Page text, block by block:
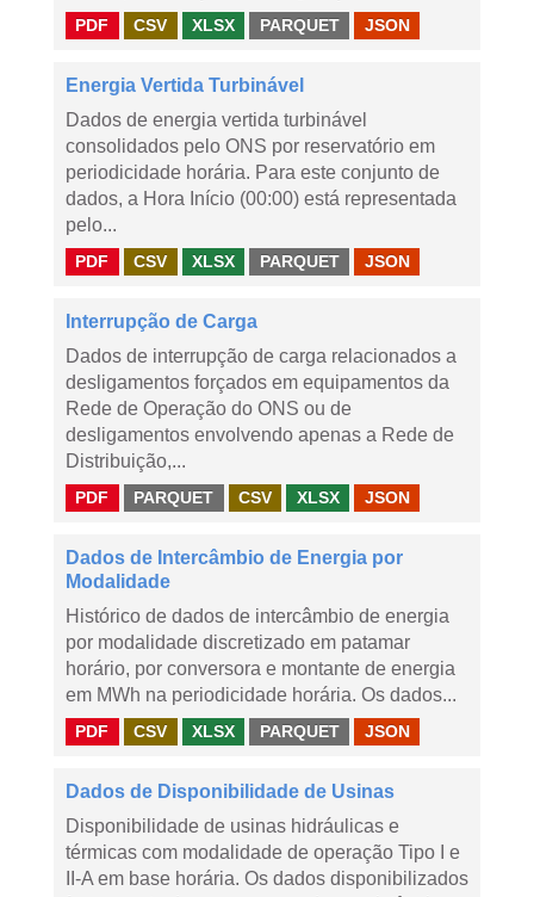
PDF CSV XLSX PARQUET JSON
Energia Vertida Turbinável
Dados de energia vertida turbinável
consolidados pelo ONS por reservatório em
periodicidade horária. Para este conjunto de
dados, a Hora Início (00:00) está representada
pelo...
PDF CSV XLSX PARQUET JSON
Interrupção de Carga
Dados de interrupção de carga relacionados a
desligamentos forçados em equipamentos da
Rede de Operação do ONS ou de
desligamentos envolvendo apenas a Rede de
Distribuição,...
PDF PARQUET CSV XLSX JSON
Dados de Intercâmbio de Energia por
Modalidade
Histórico de dados de intercâmbio de energia
por modalidade discretizado em patamar
horário, por conversora e montante de energia
em MWh na periodicidade horária. Os dados...
PDF CSV XLSX PARQUET JSON
Dados de Disponibilidade de Usinas
Disponibilidade de usinas hidráulicas e
térmicas com modalidade de operação Tipo I e
II-A em base horária. Os dados disponibilizados